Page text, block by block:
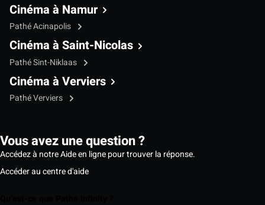
Cinéma à Namur
Pathé Acinapolis
Cinéma à Saint-Nicolas
Pathé Sint-Niklaas
Cinéma à Verviers
Pathé Verviers
Vous avez une question ?
Accédez à notre Aide en ligne pour trouver la réponse.
Accéder au centre d'aide